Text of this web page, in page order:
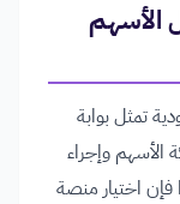
الأسهم
تمثل بوابة
الأسهم وإجراء
فإن اختيار منصة